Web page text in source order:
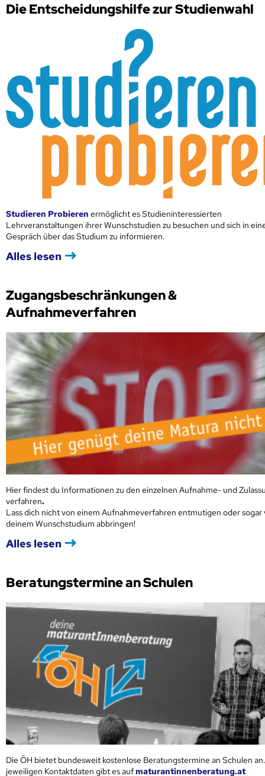
Die Entscheidungshilfe zur Studienwahl
Studieren Probieren ermöglicht es Studieninteressierten
Lehrveranstaltungen ihrer Wunschstudien zu besuchen und sich in
Gespräch über das Studium zu informieren.
Alles lesen
Zugangsbeschränkungen &
Aufnahmeverfahren
Hier findest du Informationen zu den einzelnen Aufnahme- und
verfahren.
Lass dich nicht von einem Aufnahmeverfahren entmutigen oder sogar
deinem Wunschstudium abbringen!
Alles lesen
Beratungstermine an Schulen
Die ÖH bietet bundesweit kostenlose Beratungstermine an Schulen
jeweiligen Kontaktdaten gibt es aufmaturantinnenberatung.at